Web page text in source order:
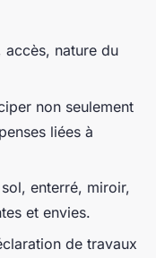
accès, nature du
non seulement
liées à
enterré, miroir,
et envies.
de travaux